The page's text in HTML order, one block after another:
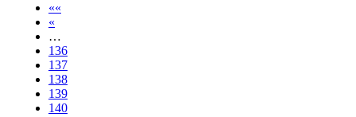
««
«
…
136
137
138
139
140